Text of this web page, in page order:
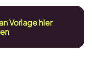
Vorlage hier